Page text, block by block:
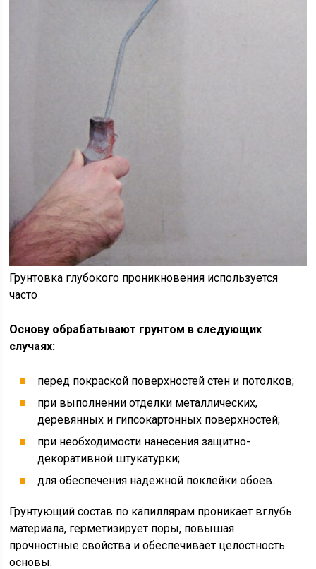
Грунтовка глубокого проникновения используется
часто
Основу обрабатывают грунтом в следующих
случаях:
перед покраской поверхностей стен и потолков;
при выполнении отделки металлических,
деревянных и гипсокартонных поверхностей;
при необходимости нанесения защитно-
декоративной штукатурки;
для обеспечения надежной поклейки обоев.
Грунтующий состав по капиллярам проникает вглубь
материала, герметизирует поры, повышая
прочностные свойства и обеспечивает целостность
основы.